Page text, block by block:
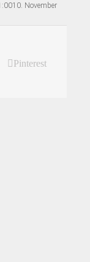
10. November
Pinterest